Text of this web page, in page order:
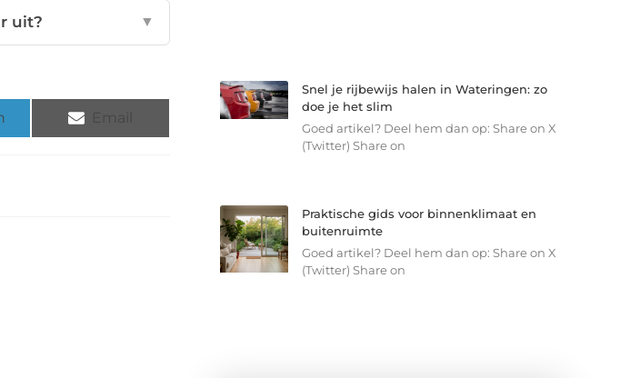
uit? ▼
Snel je rijbewijs halen in Wateringen: zo
doe je het slim
Goed artikel? Deel hem dan op: Share on X
(Twitter) Share on
Praktische gids voor binnenklimaat en
buitenruimte
Goed artikel? Deel hem dan op: Share on X
(Twitter) Share on